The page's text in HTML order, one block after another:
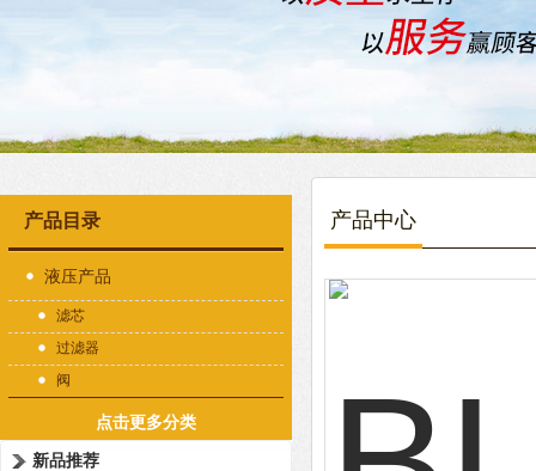
产品目录
液压产品
滤芯
过滤器
阀
点击更多分类
新品推荐
产品中心